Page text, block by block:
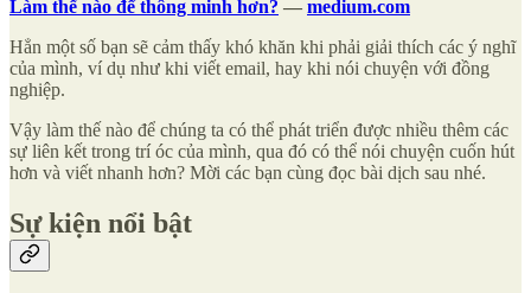
Làm thế nào để thông minh hơn? — medium.com
Hẳn một số bạn sẽ cảm thấy khó khăn khi phải giải thích các ý nghĩ
của mình, ví dụ như khi viết email, hay khi nói chuyện với đồng
nghiệp.
Vậy làm thế nào để chúng ta có thể phát triển được nhiều thêm các
sự liên kết trong trí óc của mình, qua đó có thể nói chuyện cuốn hút
hơn và viết nhanh hơn? Mời các bạn cùng đọc bài dịch sau nhé.
Sự kiện nổi bật